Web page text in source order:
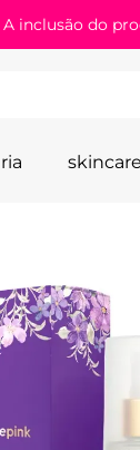
inclusão do
skincare